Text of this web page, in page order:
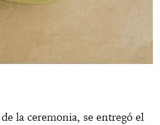
la ceremonia, se entregó el